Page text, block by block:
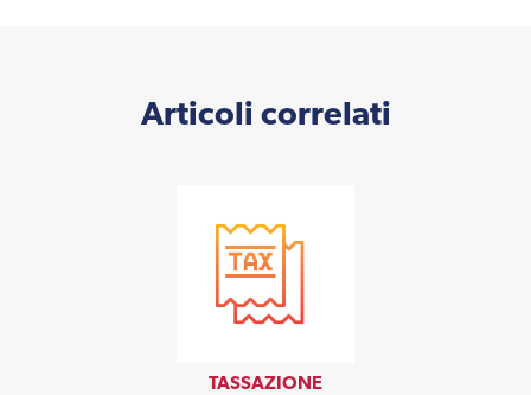
Articoli correlati
TASSAZIONE